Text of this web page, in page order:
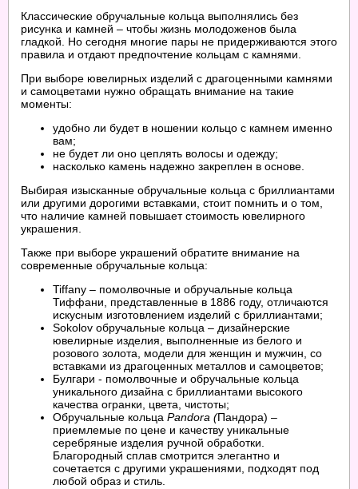
Классические обручальные кольца выполнялись без
рисунка и камней – чтобы жизнь молодоженов была
гладкой. Но сегодня многие пары не придерживаются этого
правила и отдают предпочтение кольцам с камнями.
При выборе ювелирных изделий с драгоценными камнями
и самоцветами нужно обращать внимание на такие
моменты:
удобно ли будет в ношении кольцо с камнем именно
вам;
не будет ли оно цеплять волосы и одежду;
насколько камень надежно закреплен в основе.
Выбирая изысканные обручальные кольца с бриллиантами
или другими дорогими вставками, стоит помнить и о том,
что наличие камней повышает стоимость ювелирного
украшения.
Также при выборе украшений обратите внимание на
современные обручальные кольца:
Tiffany – помолвочные и обручальные кольца
Тиффани, представленные в 1886 году, отличаются
искусным изготовлением изделий с бриллиантами;
Sokolov обручальные кольца – дизайнерские
ювелирные изделия, выполненные из белого и
розового золота, модели для женщин и мужчин, со
вставками из драгоценных металлов и самоцветов;
Булгари - помолвочные и обручальные кольца
уникального дизайна с бриллиантами высокого
качества огранки, цвета, чистоты;
Обручальные кольца Pandora (Пандора) –
приемлемые по цене и качеству уникальные
серебряные изделия ручной обработки.
Благородный сплав смотрится элегантно и
сочетается с другими украшениями, подходят под
любой образ и стиль.